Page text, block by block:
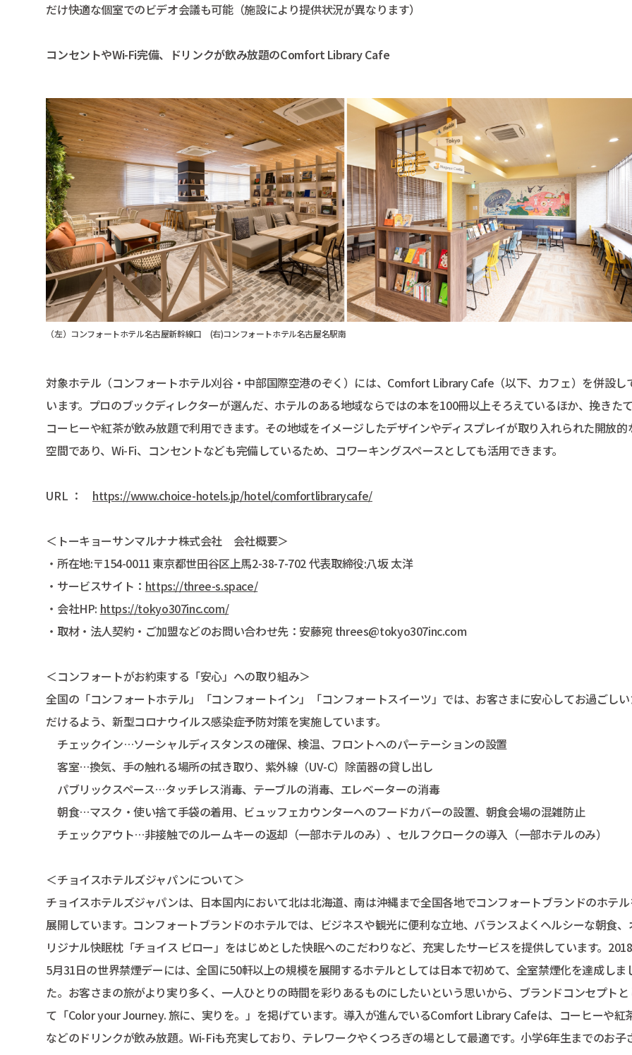
だけ快適な個室でのビデオ会議も可能（施設により提供状況が異なります）
コンセントやWi-Fi完備、ドリンクが飲み放題のComfort Library Cafe
（左）コンフォートホテル名古屋新幹線口 (右)コンフォートホテル名古屋名駅南
対象ホテル（コンフォートホテル刈谷・中部国際空港のぞく）には、Comfort Library Cafe（以下、カフェ）を併設し
います。プロのブックディレクターが選んだ、ホテルのある地域ならではの本を100冊以上そろえているほか、挽きた
コーヒーや紅茶が飲み放題で利用できます。その地域をイメージしたデザインやディスプレイが取り入れられた開放的
空間であり、Wi-Fi、コンセントなども完備しているため、コワーキングスペースとしても活用できます。
URL ： https://www.choice-hotels.jp/hotel/comfortlibrarycafe/
＜トーキョーサンマルナナ株式会社 会社概要＞
・所在地:〒154-0011 東京都世⽥⾕区上⾺2-38-7-702 代表取締役:⼋坂 太洋
・サービスサイト： https://three-s.space/
・会社HP: https://tokyo307inc.com/
・取材・法⼈契約・ご加盟などのお問い合わせ先：安藤宛 threes@tokyo307inc.com
＜コンフォートがお約束する「安心」への取り組み＞
全国の「コンフォートホテル」「コンフォートイン」「コンフォートスイーツ」では、お客さまに安心してお過ごし
だけるよう、新型コロナウイルス感染症予防対策を実施しています。
チェックイン…ソーシャルディスタンスの確保、検温、フロントへのパーテーションの設置
客室…換気、手の触れる場所の拭き取り、紫外線（UV-C）除菌器の貸し出し
パブリックスペース…タッチレス消毒、テーブルの消毒、エレベーターの消毒
朝食…マスク・使い捨て手袋の着用、ビュッフェカウンターへのフードカバーの設置、朝食会場の混雑防止
チェックアウト…非接触でのルームキーの返却（一部ホテルのみ）、セルフクロークの導入（一部ホテルのみ）
＜チョイスホテルズジャパンについて＞
チョイスホテルズジャパンは、日本国内において北は北海道、南は沖縄まで全国各地でコンフォートブランドのホテ
展開しています。コンフォートブランドのホテルでは、ビジネスや観光に便利な立地、バランスよくヘルシーな朝食、
リジナル快眠枕「チョイス ピロー」をはじめとした快眠へのこだわりなど、充実したサービスを提供しています。
5月31日の世界禁煙デーには、全国に50軒以上の規模を展開するホテルとしては日本で初めて、全室禁煙化を達成しま
た。お客さまの旅がより実り多く、一人ひとりの時間を彩りあるものにしたいという思いから、ブランドコンセプトと
て「Color your Journey. 旅に、実りを。」を掲げています。導入が進んでいるComfort Library Cafeは、コーヒーや紅
などのドリンクが飲み放題。Wi-Fiも充実しており、テレワークやくつろぎの場として最適です。小学6年生までのお子